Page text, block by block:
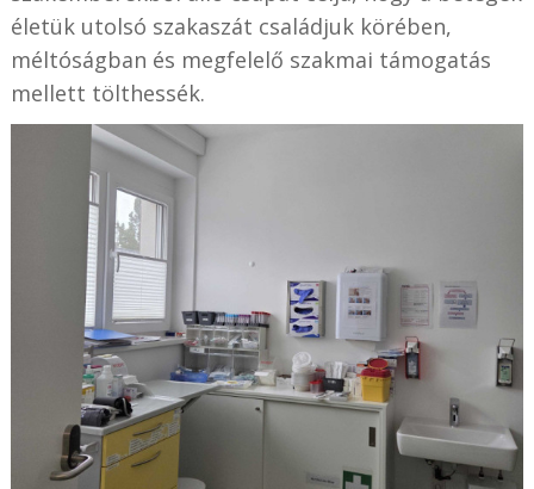
életük utolsó szakaszát családjuk körében,
méltóságban és megfelelő szakmai támogatás
mellett tölthessék.